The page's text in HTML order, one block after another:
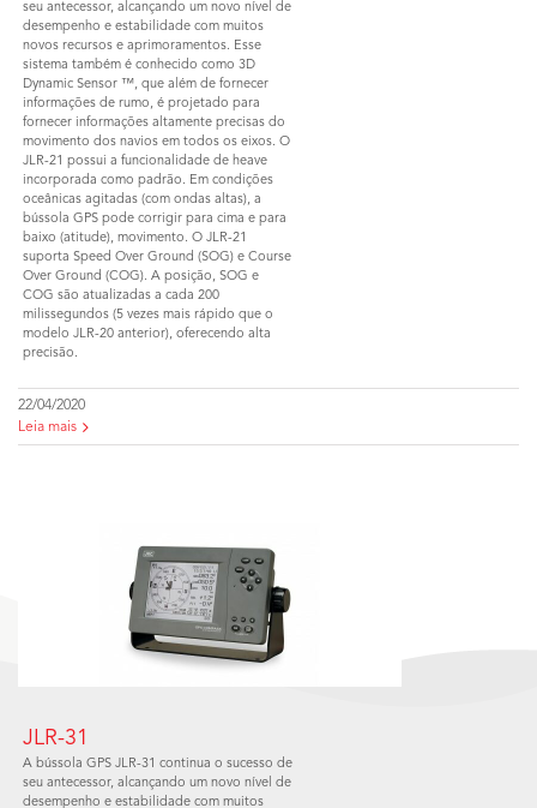
seu antecessor, alcançando um novo nível de
desempenho e estabilidade com muitos
novos recursos e aprimoramentos. Esse
sistema também é conhecido como 3D
Dynamic Sensor ™, que além de fornecer
informações de rumo, é projetado para
fornecer informações altamente precisas do
movimento dos navios em todos os eixos. O
JLR-21 possui a funcionalidade de heave
incorporada como padrão. Em condições
oceânicas agitadas (com ondas altas), a
bússola GPS pode corrigir para cima e para
baixo (atitude), movimento. O JLR-21
suporta Speed ​​Over Ground (SOG) e Course
Over Ground (COG). A posição, SOG e
COG são atualizadas a cada 200
milissegundos (5 vezes mais rápido que o
modelo JLR-20 anterior), oferecendo alta
precisão.
22/04/2020
Leia mais
JLR-31
A bússola GPS JLR-31 continua o sucesso de
seu antecessor, alcançando um novo nível de
desempenho e estabilidade com muitos